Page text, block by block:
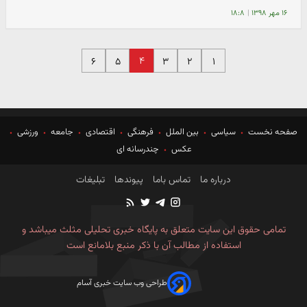
۱۶ مهر ۱۳۹۸ | ۱۸:۸
۱ ۲ ۳ ۴ ۵ ۶
صفحه نخست سیاسی بین الملل فرهنگی اقتصادی جامعه
ورزشی
عکس
چندرسانه ای
درباره ما تماس باما پیوندها تبلیغات
تمامی حقوق این سایت متعلق به پایگاه خبری تحلیلی مثلث میباشد و
استفاده از مطالب آن با ذکر منبع بلامانع است
طراحی وب سایت خبری آسام